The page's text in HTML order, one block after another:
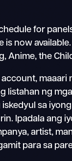
for
is now
the
listahan ng
sa
Ipadala ang
artist,
para sa